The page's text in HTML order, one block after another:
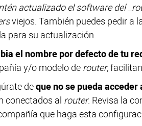
actualizado el software del
viejos. También puedes pedir a
para su actualización.
el nombre por defecto de tu
y/o modelo derouter,
deque no se pueda acceder
conectados al router. Revisa la
que haga esta